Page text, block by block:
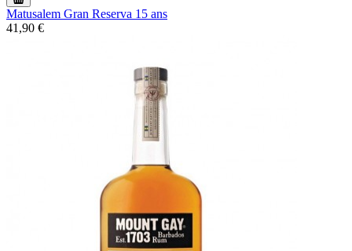
Matusalem Gran Reserva 15 ans
41,90 €